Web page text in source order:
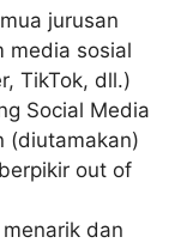
jurusan
media sosial
TikTok, dll.)
Social Media
(diutamakan)
out of
dan